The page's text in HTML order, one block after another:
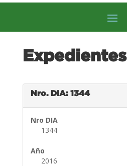
Expedientes
Nro. DIA: 1344
Nro DIA
1344
Año
2016